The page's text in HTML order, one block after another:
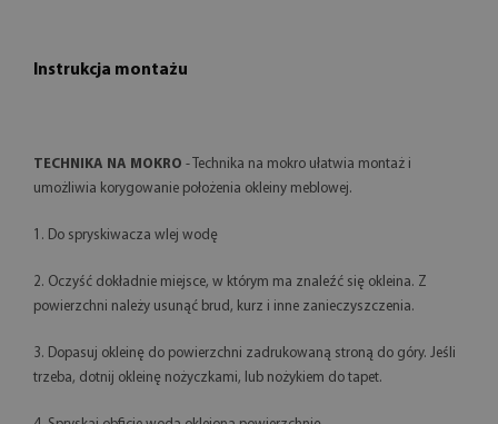
Instrukcja montażu
TECHNIKA NA MOKRO - Technika na mokro ułatwia montaż i
umożliwia korygowanie położenia okleiny meblowej.
1. Do spryskiwacza wlej wodę
2. Oczyść dokładnie miejsce, w którym ma znaleźć się okleina. Z
powierzchni należy usunąć brud, kurz i inne zanieczyszczenia.
3. Dopasuj okleinę do powierzchni zadrukowaną stroną do góry. Jeśli
trzeba, dotnij okleinę nożyczkami, lub nożykiem do tapet.